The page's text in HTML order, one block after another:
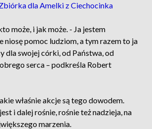
dla Amelki z Ciechocinka
może, i jak może. - Ja jestem
niosę pomoc ludziom, a tym razem to ja
dla swojej córki, od Państwa, od
serca – podkreśla Robert
właśnie akcje są tego dowodem.
i dalej rośnie, rośnie też nadzieja, na
marzenia.